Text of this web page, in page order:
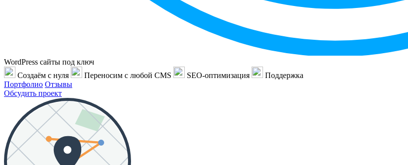
WordPress сайты под ключ
Создаём с нуля
Переносим с любой CMS SEO-оптимизация
Поддержка
Портфолио Отзывы
Обсудить проект